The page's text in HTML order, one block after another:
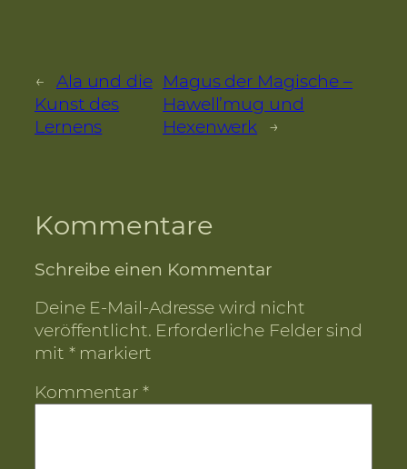
←
Ala und die
Kunst des
Lernens
Magus der Magische –
Hawell’mug und
Hexenwerk
→
Kommentare
Schreibe einen Kommentar
Deine E-Mail-Adresse wird nicht
veröffentlicht. Erforderliche Felder sind
mit *markiert
Kommentar*